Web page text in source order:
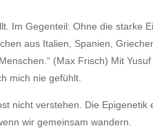
Im Gegenteil: Ohne die starke
aus Italien, Spanien,
(Max Frisch) Mit
mich nie gefühlt.
nicht verstehen. Die
wir gemeinsam wandern.